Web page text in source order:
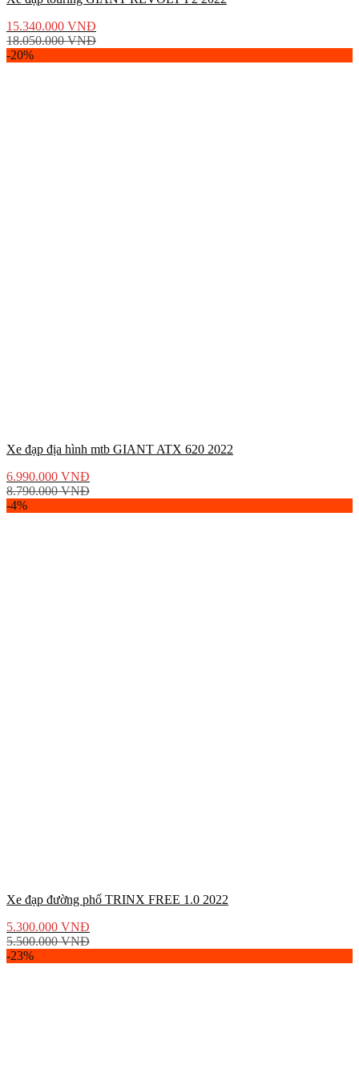
15.340.000 VNĐ
18.050.000VNĐ
-20%
Xe đạp địa hình mtb GIANT ATX 620 2022
6.990.000 VNĐ
8.790.000VNĐ
-4%
Xe đạp đường phố TRINX FREE 1.0 2022
5.300.000 VNĐ
5.500.000VNĐ
-23%